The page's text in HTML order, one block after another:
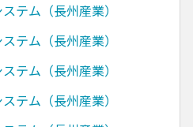
テム（長州産業）
テム（長州産業）
テム（長州産業）
テム（長州産業）